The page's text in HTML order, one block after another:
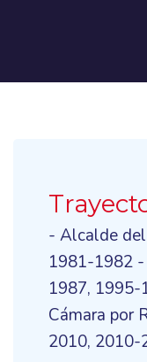
- Alcalde del
1981-1982 -
1987, 1995-
Cámara por
2010,